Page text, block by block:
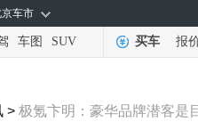
车市
车图 SUV 买车 报
> 极氪卞明：豪华品牌潜客是